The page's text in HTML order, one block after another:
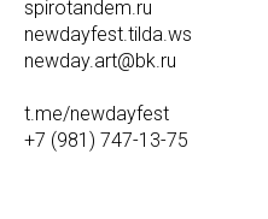
spirotandem.ru
newdayfest.tilda.ws
newday.art@bk.ru
t.me/newdayfest
+7 (981) 747-13-75